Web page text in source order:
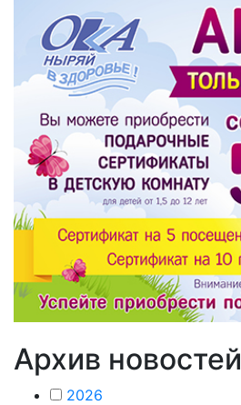
Архив новостей
2026